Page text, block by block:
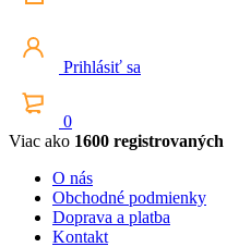
Prihlásiť sa
0
Viac ako 1600 registrovaných
O nás
Obchodné podmienky
Doprava a platba
Kontakt